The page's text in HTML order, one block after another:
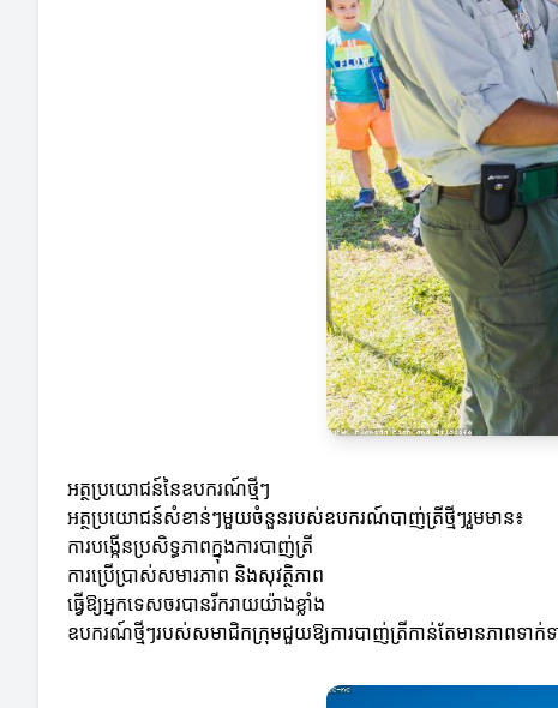
អត្ថប្រយោជន៍នៃឧបករណ៍ថ្មីៗ
អត្ថប្រយោជន៍សំខាន់ៗមួយចំនួនរបស់ឧបករណ៍បាញ់ត្រីថ្មីៗរួមមាន៖
ការបង្កើនប្រសិទ្ធភាពក្នុងការបាញ់ត្រី
ការប្រើប្រាស់សមារភាព និងសុវត្ថិភាព
ធ្វើឱ្យអ្នកទេសចរបានរីករាយយ៉ាងខ្លាំង
ឧបករណ៍ថ្មីៗរបស់សមាជិកក្រុមជួយឱ្យការបាញ់ត្រីកាន់តែមានភាពទាក់ទា